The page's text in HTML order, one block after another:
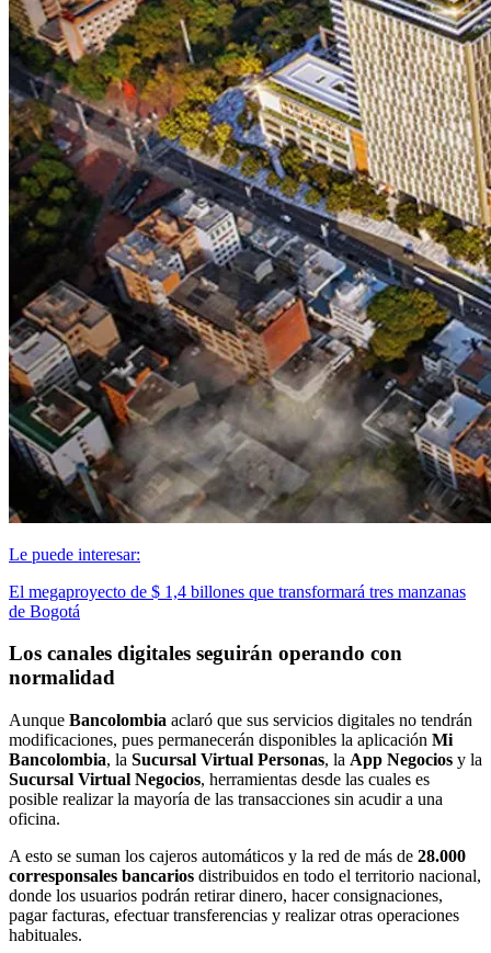
Le puede interesar:
El megaproyecto de $ 1,4 billones que transformará tres manzanas
de Bogotá
Los canales digitales seguirán operando con
normalidad
Aunque Bancolombia aclaró que sus servicios digitales no tendrán
modificaciones, pues permanecerán disponibles la aplicación Mi
Bancolombia, la Sucursal Virtual Personas, la App Negocios y la
Sucursal Virtual Negocios, herramientas desde las cuales es
posible realizar la mayoría de las transacciones sin acudir a una
oficina.
A esto se suman los cajeros automáticos y la red de más de 28.000
corresponsales bancarios distribuidos en todo el territorio nacional,
donde los usuarios podrán retirar dinero, hacer consignaciones,
pagar facturas, efectuar transferencias y realizar otras operaciones
habituales.